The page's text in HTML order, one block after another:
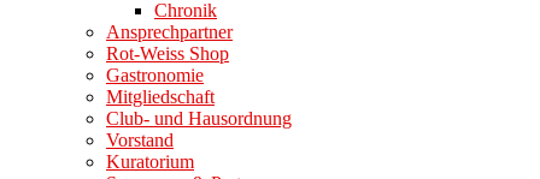
Chronik
Ansprechpartner
Rot-Weiss Shop
Gastronomie
Mitgliedschaft
Club- und Hausordnung
Vorstand
Kuratorium